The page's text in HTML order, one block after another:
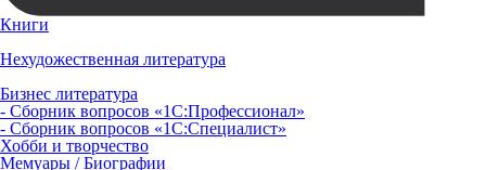
Книги
Нехудожественная литература
Бизнес литература
- Сборник вопросов «1С:Профессионал»
- Сборник вопросов «1С:Специалист»
Хобби и творчество
Мемуары / Биографии